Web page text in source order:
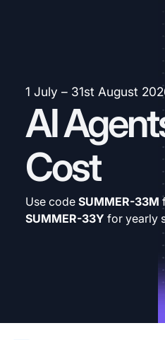
1 July – 31st August
AI
Cost
Use code SUMMER-33M
SUMMER-33Y for yearly